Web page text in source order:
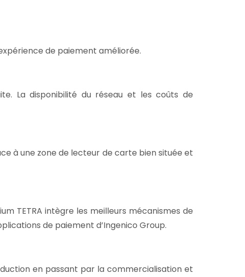
de paiement améliorée.
La disponibilité du réseau et les coûts de
à une zone de lecteur de carte bien située et
TETRA intègre les meilleurs mécanismes de
de paiement d’Ingenico Group.
en passant par la commercialisation et